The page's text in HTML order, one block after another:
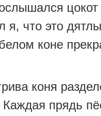
цокот
я, что это
коне
коня
Каждая прядь